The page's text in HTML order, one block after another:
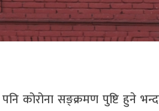
कोरोना सङ्क्रमण पुष्टि हुने